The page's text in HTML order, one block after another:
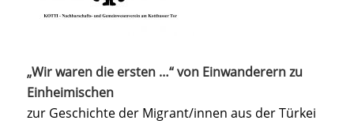
„Wir waren die ersten …“ von Einwanderern zu
Einheimischen
zur Geschichte der Migrant/innen aus der Türkei